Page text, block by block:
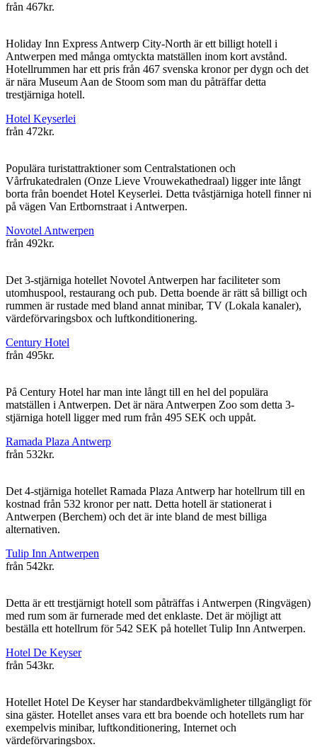
från 467kr.
Holiday Inn Express Antwerp City-North är ett billigt hotell i
Antwerpen med många omtyckta matställen inom kort avstånd.
Hotellrummen har ett pris från 467 svenska kronor per dygn och det
är nära Museum Aan de Stoom som man du påträffar detta
trestjärniga hotell.
Hotel Keyserlei
från 472kr.
Populära turistattraktioner som Centralstationen och
Vårfrukatedralen (Onze Lieve Vrouwekathedraal) ligger inte långt
borta från boendet Hotel Keyserlei. Detta tvåstjärniga hotell finner ni
på vägen Van Ertbornstraat i Antwerpen.
Novotel Antwerpen
från 492kr.
Det 3-stjärniga hotellet Novotel Antwerpen har faciliteter som
utomhuspool, restaurang och pub. Detta boende är rätt så billigt och
rummen är rustade med bland annat minibar, TV (Lokala kanaler),
värdeförvaringsbox och luftkonditionering.
Century Hotel
från 495kr.
På Century Hotel har man inte långt till en hel del populära
matställen i Antwerpen. Det är nära Antwerpen Zoo som detta 3-
stjärniga hotell ligger med rum från 495 SEK och uppåt.
Ramada Plaza Antwerp
från 532kr.
Det 4-stjärniga hotellet Ramada Plaza Antwerp har hotellrum till en
kostnad från 532 kronor per natt. Detta hotell är stationerat i
Antwerpen (Berchem) och det är inte bland de mest billiga
alternativen.
Tulip Inn Antwerpen
från 542kr.
Detta är ett trestjärnigt hotell som påträffas i Antwerpen (Ringvägen)
med rum som är furnerade med det enklaste. Det är möjligt att
beställa ett hotellrum för 542 SEK på hotellet Tulip Inn Antwerpen.
Hotel De Keyser
från 543kr.
Hotellet Hotel De Keyser har standardbekvämligheter tillgängligt för
sina gäster. Hotellet anses vara ett bra boende och hotellets rum har
exempelvis minibar, luftkonditionering, Internet och
värdeförvaringsbox.